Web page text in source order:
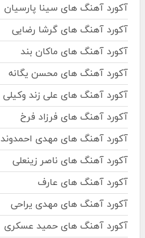
آکورد آهنگ های سینا پارسیان
آکورد آهنگ های گرشا رضایی
آکورد آهنگ های ماکان بند
آکورد آهنگ های محسن یگانه
آکورد آهنگ های علی زند وکیلی
آکورد آهنگ های فرزاد فرخ
آکورد آهنگ های مهدی احمدوند
آکورد آهنگ های ناصر زینعلی
آکورد آهنگ های عارف
آکورد آهنگ های مهدی یراحی
آکورد آهنگ های حمید عسکری